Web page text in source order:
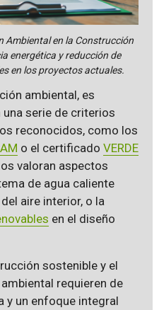
Ambiental en la Construcción
energética y reducción de
en los proyectos actuales.
ambiental, es
serie de criterios
reconocidos, como los
o el certificado VERDE
valoran aspectos
de agua caliente
aire interior, o la
en el diseño
sostenible y el
requieren de
y un enfoque integral